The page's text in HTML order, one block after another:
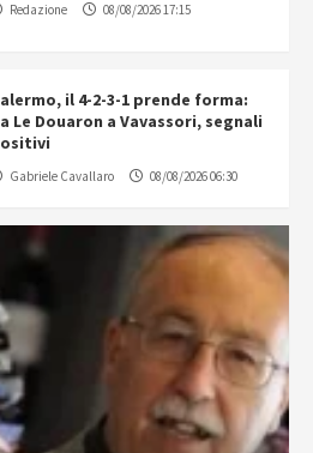
Redazione 08/08/2026 17:15
il 4-2-3-1 prende forma:
Le Douaron a Vavassori, segnali
Gabriele Cavallaro 08/08/2026 06:30